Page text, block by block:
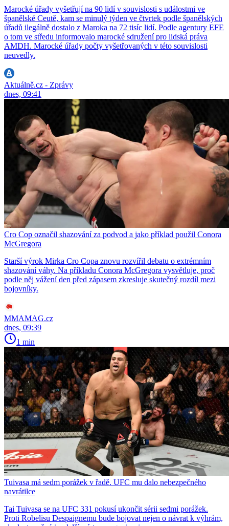
Marocké úřady vyšetřují na 90 lidí v souvislosti s událostmi ve
španělské Ceutě, kam se minulý týden ve čtvrtek podle španělských
úřadů ilegálně dostalo z Maroka na 72 tisíc lidí. Podle agentury EFE
o tom ve středu informovalo marocké sdružení pro lidská práva
AMDH. Marocké úřady počty vyšetřovaných v této souvislosti
neuvedly.
Aktuálně.cz - Zprávy
dnes, 09:41
Cro Cop označil shazování za podvod a jako příklad použil Conora
McGregora
Starší výrok Mirka Cro Copa znovu rozvířil debatu o extrémním
shazování váhy. Na příkladu Conora McGregora vysvětluje, proč
podle něj vážení den před zápasem zkresluje skutečný rozdíl mezi
bojovníky.
MMAMAG.cz
dnes, 09:39
1 min
Tuivasa má sedm porážek v řadě. UFC mu dalo nebezpečného
navrátilce
Tai Tuivasa se na UFC 331 pokusí ukončit sérii sedmi porážek.
Proti Robelisu Despaignemu bude bojovat nejen o návrat k výhrám,